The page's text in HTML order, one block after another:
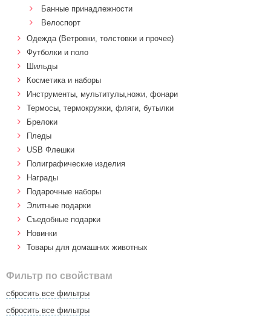
Банные принадлежности
Велоспорт
Одежда (Ветровки, толстовки и прочее)
Футболки и поло
Шильды
Косметика и наборы
Инструменты, мультитулы,ножи, фонари
Термосы, термокружки, фляги, бутылки
Брелоки
Пледы
USB Флешки
Полиграфические изделия
Награды
Подарочные наборы
Элитные подарки
Cъедобные подарки
Новинки
Товары для домашних животных
Фильтр по свойствам
сбросить все фильтры
сбросить все фильтры